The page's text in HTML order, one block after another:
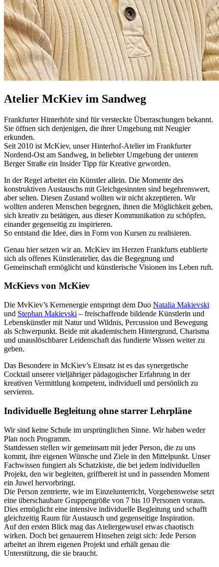
Atelier McKiev im Sandweg
Frankfurter Hinterhöfe sind für versteckte Überraschungen bekannt.
Sie öffnen sich denjenigen, die ihrer Umgebung mit Neugier
erkunden.
Seit 2010 ist McKiev, unser Hinterhof-Atelier im Frankfurter
Nordend-Ost am Sandweg, in beliebter Umgebung der unteren
Berger Straße ein Insider Tipp für Kreative geworden.
In der Regel arbeitet ein Künstler allein. Die Momente des
konstruktiven Austauschs mit Gleichgesinnten sind begehrenswert,
aber selten. Diesen Zustand wollten wir nicht akzeptieren. Wir
wollten anderen Menschen begegnen, ihnen die Möglichkeit geben,
sich kreativ zu betätigen, aus dieser Kommunikation zu schöpfen,
einander gegenseitig zu inspirieren.
So entstand die Idee, dies in Form von Kursen zu realisieren.
Genau hier setzen wir an. McKiev im Herzen Frankfurts etablierte
sich als offenes Künstleratelier, das die Begegnung und
Gemeinschaft ermöglicht und künstlerische Visionen ins Leben ruft.
McKievs von McKiev
Die MvKiev’s Kernenergie entspringt dem Duo Natalia Makievski
und Stephan Makievski – freischaffende bildende Künstlerin und
Lebenskünstler mit Natur und Wildnis, Percussion und Bewegung
als Schwerpunkt. Beide mit akademischem Hintergrund, Charisma
und unauslöschbarer Leidenschaft das fundierte Wissen weiter zu
geben.
Das Besondere in McKiev’s Einsatz ist es das synergetische
Cocktail unserer vieljähriger pädagogischer Erfahrung in der
kreativen Vermittlung kompetent, individuell und persönlich zu
servieren.
Individuelle Begleitung ohne starrer Lehrpläne
Wir sind keine Schule im ursprünglichen Sinne. Wir haben weder
Plan noch Programm.
Stattdessen stellen wir gemeinsam mit jeder Person, die zu uns
kommt, ihre eigenen Wünsche und Ziele in den Mittelpunkt. Unser
Fachwissen fungiert als Schatzkiste, die bei jedem individuellen
Projekt, den wir begleiten, griffbereit ist und in passenden Moment
ein Juwel hervorbringt.
Die Person zentrierte, wie im Einzelunterricht, Vorgehensweise setzt
eine überschaubare Gruppengröße von 7 bis 10 Personen voraus.
Dies ermöglicht eine intensive individuelle Begleitung und schafft
gleichzeitig Raum für Austausch und gegenseitige Inspiration.
Auf den ersten Blick mag das Ateliergewusel etwas chaotisch
wirken. Doch bei genauerem Hinsehen zeigt sich: Jede Person
arbeitet an ihrem eigenen Projekt und erhält genau die
Unterstützung, die sie braucht.